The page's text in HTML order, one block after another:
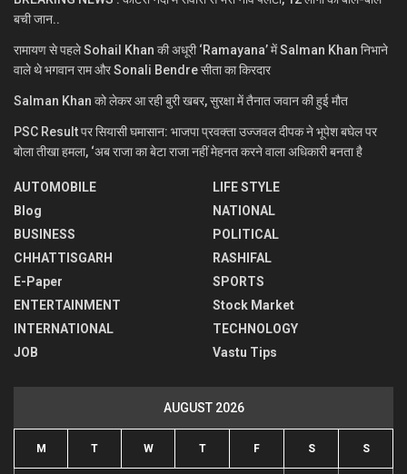
बची जान..
रामायण से पहले Sohail Khan की अधूरी ‘Ramayana’ में Salman Khan निभाने
वाले थे भगवान राम और Sonali Bendre सीता का किरदार
Salman Khan को लेकर आ रही बुरी खबर, सुरक्षा में तैनात जवान की हुई मौत
PSC Result पर सियासी घमासान: भाजपा प्रवक्ता उज्जवल दीपक ने भूपेश बघेल पर
बोला तीखा हमला, ‘अब राजा का बेटा राजा नहीं मेहनत करने वाला अधिकारी बनता है
AUTOMOBILE
Blog
BUSINESS
CHHATTISGARH
E-Paper
ENTERTAINMENT
INTERNATIONAL
JOB
LIFE STYLE
NATIONAL
POLITICAL
RASHIFAL
SPORTS
Stock Market
TECHNOLOGY
Vastu Tips
AUGUST 2026
M T W T F S S